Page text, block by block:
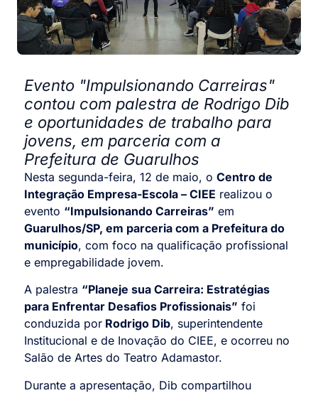
Evento "Impulsionando Carreiras"
contou com palestra de Rodrigo Dib
e oportunidades de trabalho para
jovens, em parceria com a
Prefeitura de Guarulhos
Nesta segunda-feira, 12 de maio, o Centro de
Integração Empresa-Escola – CIEE realizou o
evento “Impulsionando Carreiras” em
Guarulhos/SP, em parceria com a Prefeitura do
município, com foco na qualificação profissional
e empregabilidade jovem.
A palestra “Planeje sua Carreira: Estratégias
para Enfrentar Desafios Profissionais” foi
conduzida por Rodrigo Dib, superintendente
Institucional e de Inovação do CIEE, e ocorreu no
Salão de Artes do Teatro Adamastor.
Durante a apresentação, Dib compartilhou